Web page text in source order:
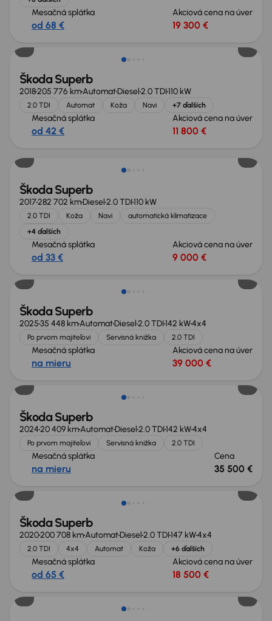
Mesačná splátka
od 68 €
Akciová cena na úver
19 300 €
Zlacnené o 700 €
Škoda Superb
2018205 776 kmAutomatDiesel2.0 TDI110 kW
2.0 TDI Automat Koža Navi +7 ďalších
Mesačná splátka
od 42 €
Akciová cena na úver
11 800 €
Škoda Superb
2017282 702 kmDiesel2.0 TDI110 kW
2.0 TDI Koža Navi
automatická klimatizace
+4 ďalších
Mesačná splátka
od 33 €
Akciová cena na úver
9 000 €
Ušetríte 15 200 €
Škoda Superb
202535 448 kmAutomatDiesel2.0 TDI142 kW4x4
Po prvom majiteľovi Servisná knižka 2.0 TDI
Mesačná splátka
na mieru
Akciová cena na úver
39 000 €
Ušetríte 19 105 €
Škoda Superb
202420 409 kmAutomatDiesel2.0 TDI142 kW4x4
Po prvom majiteľovi Servisná knižka 2.0 TDI
Mesačná splátka
na mieru
Cena
35 500 €
Nové v ponuke
Škoda Superb
2020200 708 kmAutomatDiesel2.0 TDI147 kW4x4
2.0 TDI 4x4 Automat Koža +6 ďalších
Mesačná splátka
od 65 €
Akciová cena na úver
18 500 €